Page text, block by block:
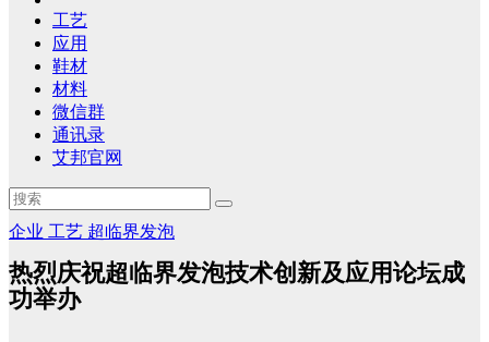
工艺
应用
鞋材
材料
微信群
通讯录
艾邦官网
企业 工艺 超临界发泡
热烈庆祝超临界发泡技术创新及应用论坛成
功举办